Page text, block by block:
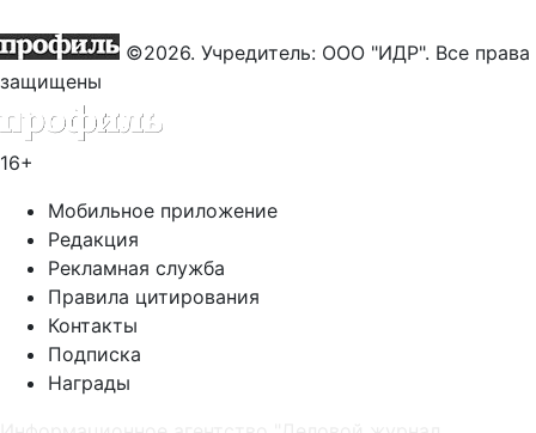
©2026. Учредитель: ООО "ИДР". Все права
защищены
16+
Мобильное приложение
Редакция
Рекламная служба
Правила цитирования
Контакты
Подписка
Награды